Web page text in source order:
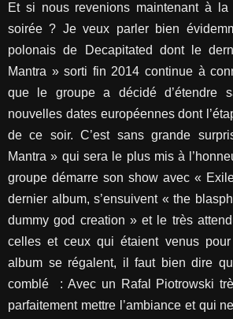
Et si nous revenions maintenant à la
soirée ? Je veux parler bien
polonais de Decapitated dont le
Mantra » sorti fin 2014 continue à
que le groupe a décidé d’étendre
nouvelles dates européennes dont
de ce soir. C’est sans grande
Mantra » qui sera le plus mis à
groupe démarre son show avec «
dernier album, s’ensuivent « the
dummy god creation » et le très
celles et ceux qui étaient venus
album se régalent, il faut bien dire
comblé : Avec un Rafal Piotrowski
parfaitement mettre l’ambiance et qui